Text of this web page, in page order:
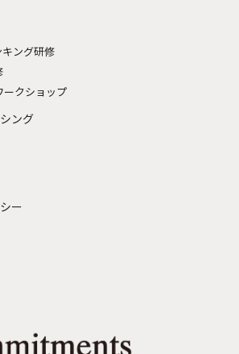
ング研修
ークショップ
ング
ー